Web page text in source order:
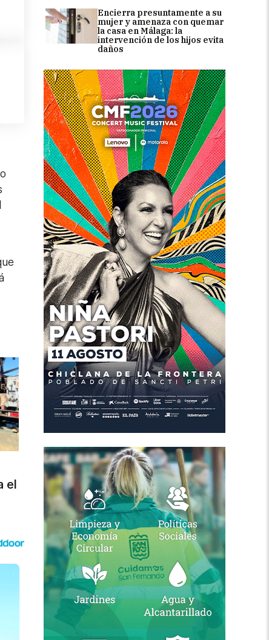
Encierra presuntamente a su
mujer y amenaza con quemar
la casa en Málaga: la
intervención de los hijos evita
daños
el